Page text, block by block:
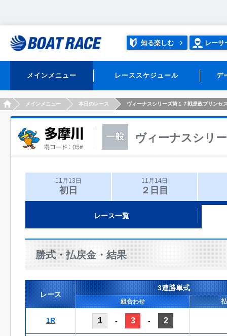
知る楽しむ レーサ
メインメニュー レーススケジュール デ
HOMEメインメニュー 本日のレース ヴィーナスシリーズ第１７戦是政プリンセ
ヴィーナスシリ
11月13日
初日
11月14日
２日目
レース一覧
勝式・払戻金・結果
レース
3連勝単式
組合わせ
1R 1 - 3 - 2